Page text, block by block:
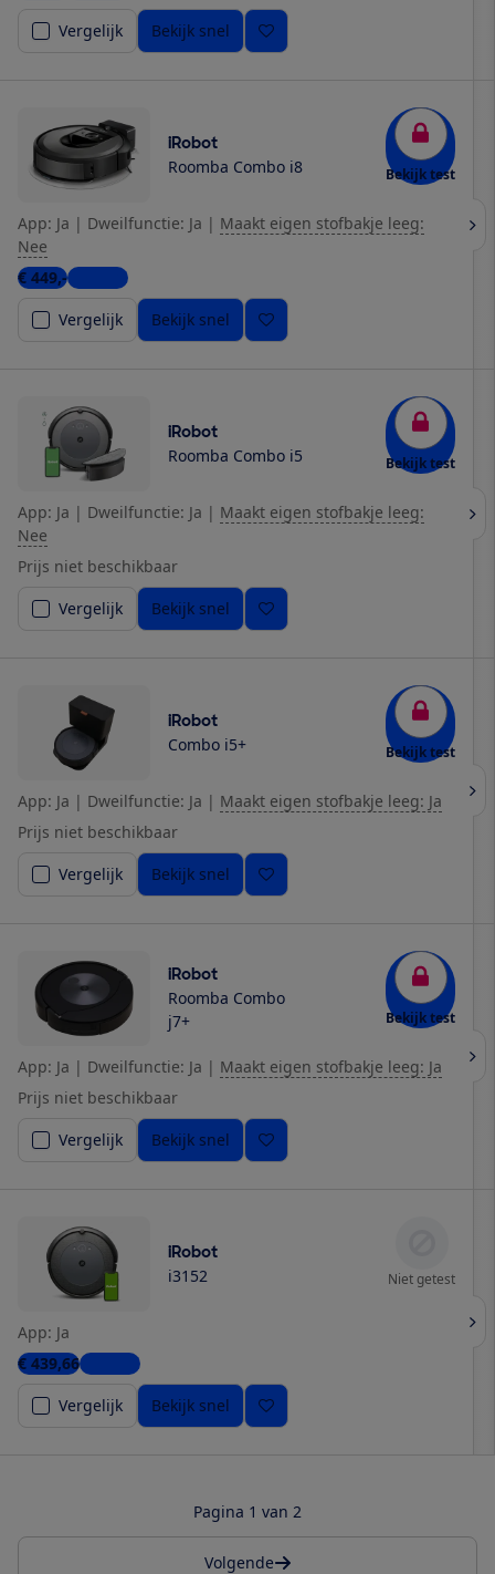
Vergelijk
Bekijk snel
iRobot
Roomba Combo i8 Bekijk test
App: Ja | Dweilfunctie: Ja | Maakt eigen stofbakje leeg:
Nee
€ 449,-1 winkel
Vergelijk
Bekijk snel
iRobot
Roomba Combo i5 Bekijk test
App: Ja | Dweilfunctie: Ja | Maakt eigen stofbakje leeg:
Nee
Prijs niet beschikbaar
Vergelijk
Bekijk snel
iRobot
Combo i5+ Bekijk test
App: Ja | Dweilfunctie: Ja | Maakt eigen stofbakje leeg: Ja
Prijs niet beschikbaar
Vergelijk
Bekijk snel
iRobot
Roomba Combo
j7+
Bekijk test
App: Ja | Dweilfunctie: Ja | Maakt eigen stofbakje leeg: Ja
Prijs niet beschikbaar
Vergelijk
Bekijk snel
iRobot
i3152 Niet getest
App: Ja
€ 439,661 winkel
Vergelijk
Bekijk snel
Pagina 1 van 2
Volgende